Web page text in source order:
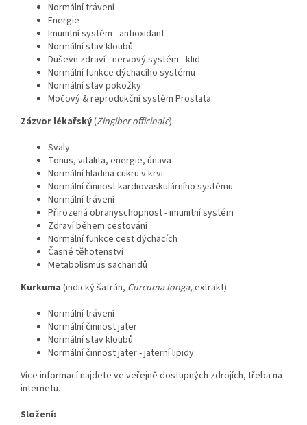
Normální trávení
Energie
Imunitní systém - antioxidant
Normální stav kloubů
Duševn zdraví - nervový systém - klid
Normální funkce dýchacího systému
Normální stav pokožky
Močový & reprodukční systém Prostata
Zázvor lékařský(Zingiber officinale)
Svaly
Tonus, vitalita, energie, únava
Normální hladina cukru v krvi
Normální činnost kardiovaskulárního systému
Normální trávení
Přirozená obranyschopnost - imunitní systém
Zdraví během cestování
Normální funkce cest dýchacích
Časné těhotenství
Metabolismus sacharidů
Kurkuma (indický šafrán, Curcuma longa, extrakt)
Normální trávení
Normální činnost jater
Normální stav kloubů
Normální činnost jater - jaterní lipidy
Více informací najdete ve veřejně dostupných zdrojích, třeba na
internetu.
Složení: